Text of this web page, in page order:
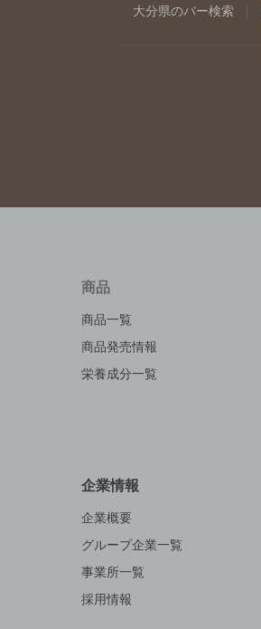
大分県のバー検索
商品
商品一覧
商品発売情報
栄養成分一覧
企業情報
企業概要
グループ企業一覧
事業所一覧
採用情報